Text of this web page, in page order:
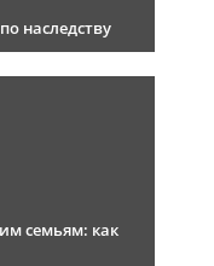
наследству
семьям: как